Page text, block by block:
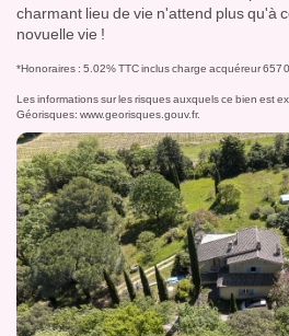
charmant lieu de vie n'attend plus qu'à
novuelle vie !
*Honoraires : 5.02% TTC inclus charge acquéreur 657
Les informations sur les risques auxquels ce bien est
Géorisques: www.georisques.gouv.fr.